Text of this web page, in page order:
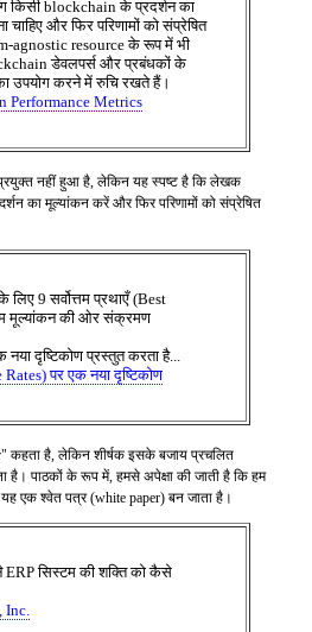
किसी blockchain के प्रदर्शन का
और फिर परिणामों को संप्रेषित
agnostic resource के रूप में भी
डेवलपर्स और प्रबंधकों के
उपयोग करने में रुचि रखते हैं।
Performance Metrics
नहीं हुआ है, लेकिन यह स्पष्ट है कि लेखक
का मूल्यांकन करें और फिर परिणामों को संप्रेषित
के लिए 9 सर्वोत्तम प्रथाएँ (Best
मूल्यांकन की ओर संक्रमण
दृष्टिकोण प्रस्तुत करता है...
Rates) पर एक नया दृष्टिकोण
कहता है, लेकिन शीर्षक इसके बजाय प्रचलित
है। पाठकों के रूप में, हमसे अपेक्षा की जाती है कि हम
एक श्वेत पत्र (white paper) बन जाता है।
सिस्टम की शक्ति को कैसे
Inc.